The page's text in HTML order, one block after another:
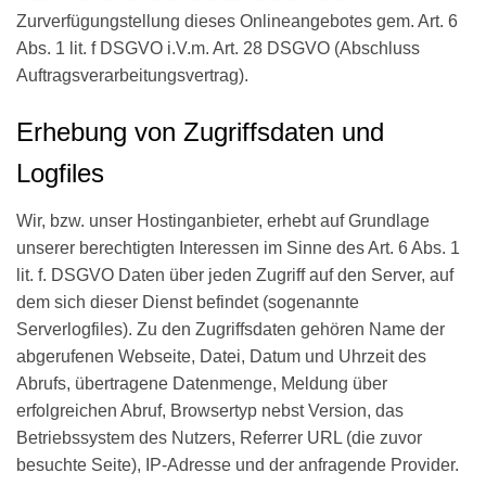
Zurverfügungstellung dieses Onlineangebotes gem. Art. 6
Abs. 1 lit. f DSGVO i.V.m. Art. 28 DSGVO (Abschluss
Auftragsverarbeitungsvertrag).
Erhebung von Zugriffsdaten und
Logfiles
Wir, bzw. unser Hostinganbieter, erhebt auf Grundlage
unserer berechtigten Interessen im Sinne des Art. 6 Abs. 1
lit. f. DSGVO Daten über jeden Zugriff auf den Server, auf
dem sich dieser Dienst befindet (sogenannte
Serverlogfiles). Zu den Zugriffsdaten gehören Name der
abgerufenen Webseite, Datei, Datum und Uhrzeit des
Abrufs, übertragene Datenmenge, Meldung über
erfolgreichen Abruf, Browsertyp nebst Version, das
Betriebssystem des Nutzers, Referrer URL (die zuvor
besuchte Seite), IP-Adresse und der anfragende Provider.